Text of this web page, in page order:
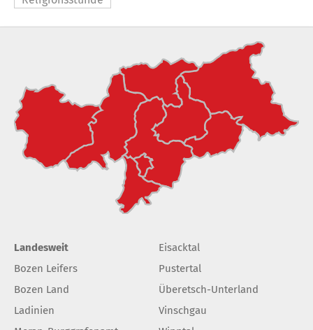
Landesweit
Bozen Leifers
Bozen Land
Ladinien
Eisacktal
Pustertal
Überetsch-Unterland
Vinschgau